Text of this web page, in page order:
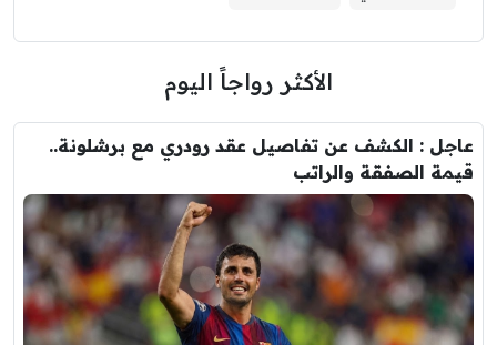
الأكثر رواجاً اليوم
عاجل : الكشف عن تفاصيل عقد رودري مع برشلونة..
قيمة الصفقة والراتب